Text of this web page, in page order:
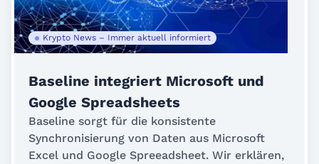
Krypto News – Immer aktuell informiert
Baseline integriert Microsoft und
Google Spreadsheets
Baseline sorgt für die konsistente
Synchronisierung von Daten aus Microsoft
Excel und Google Spreeadsheet. Wir erklären,